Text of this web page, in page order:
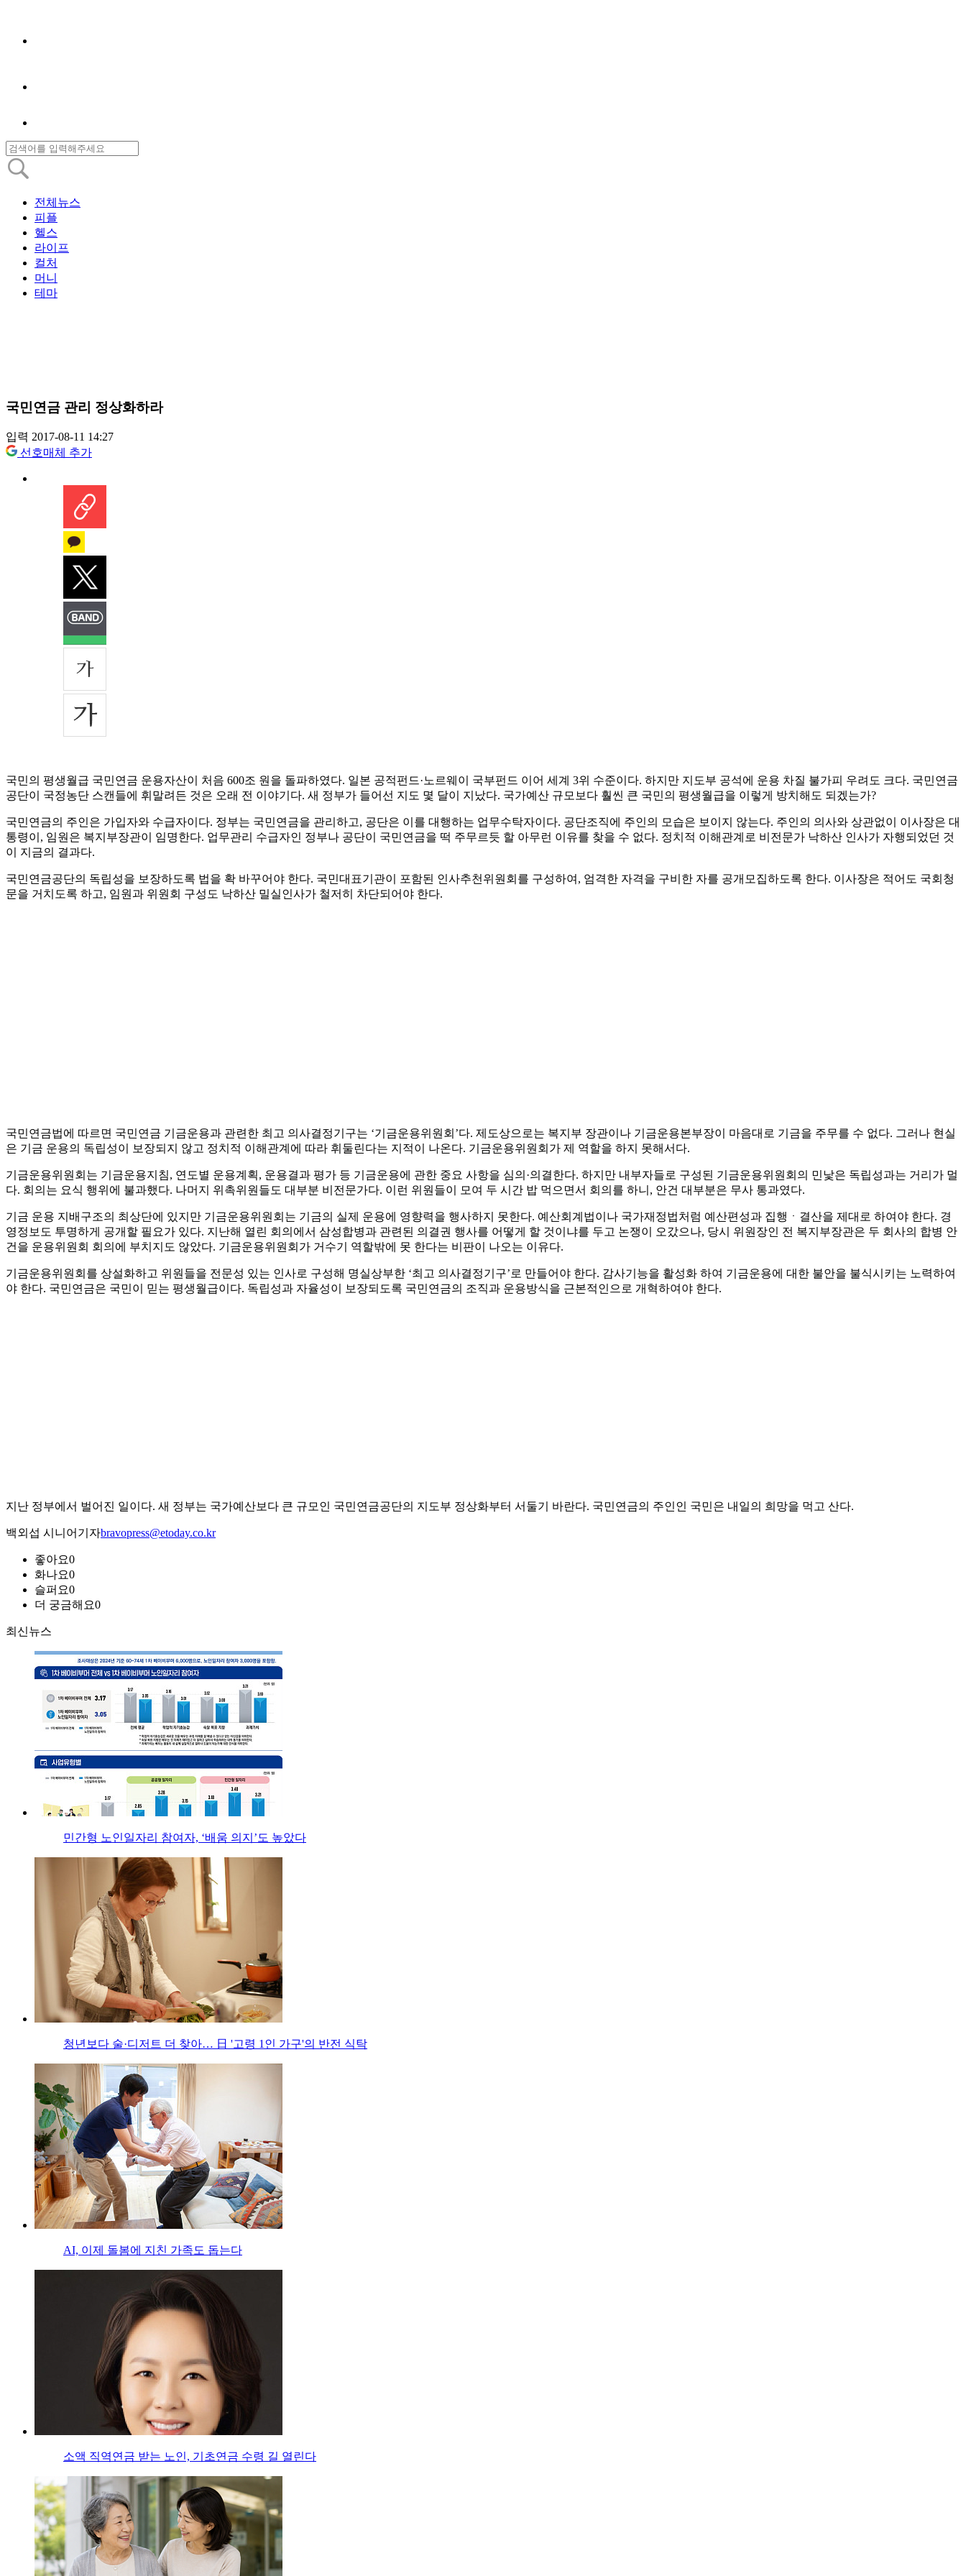
전체뉴스
피플
헬스
라이프
컬처
머니
테마
국민연금 관리 정상화하라
입력 2017-08-11 14:27
선호매체 추가
국민의 평생월급 국민연금 운용자산이 처음 600조 원을 돌파하였다. 일본 공적펀드·노르웨이 국부펀드 이어 세계 3위 수준이다. 하지만 지도부 공석에 운용 차질 불가피 우려도 크다. 국민연금
공단이 국정농단 스캔들에 휘말려든 것은 오래 전 이야기다. 새 정부가 들어선 지도 몇 달이 지났다. 국가예산 규모보다 훨씬 큰 국민의 평생월급을 이렇게 방치해도 되겠는가?
국민연금의 주인은 가입자와 수급자이다. 정부는 국민연금을 관리하고, 공단은 이를 대행하는 업무수탁자이다. 공단조직에 주인의 모습은 보이지 않는다. 주인의 의사와 상관없이 이사장은 대
통령이, 임원은 복지부장관이 임명한다. 업무관리 수급자인 정부나 공단이 국민연금을 떡 주무르듯 할 아무런 이유를 찾을 수 없다. 정치적 이해관계로 비전문가 낙하산 인사가 자행되었던 것
이 지금의 결과다.
국민연금공단의 독립성을 보장하도록 법을 확 바꾸어야 한다. 국민대표기관이 포함된 인사추천위원회를 구성하여, 엄격한 자격을 구비한 자를 공개모집하도록 한다. 이사장은 적어도 국회청
문을 거치도록 하고, 임원과 위원회 구성도 낙하산 밀실인사가 철저히 차단되어야 한다.
국민연금법에 따르면 국민연금 기금운용과 관련한 최고 의사결정기구는 ‘기금운용위원회’다. 제도상으로는 복지부 장관이나 기금운용본부장이 마음대로 기금을 주무를 수 없다. 그러나 현실
은 기금 운용의 독립성이 보장되지 않고 정치적 이해관계에 따라 휘둘린다는 지적이 나온다. 기금운용위원회가 제 역할을 하지 못해서다.
기금운용위원회는 기금운용지침, 연도별 운용계획, 운용결과 평가 등 기금운용에 관한 중요 사항을 심의·의결한다. 하지만 내부자들로 구성된 기금운용위원회의 민낯은 독립성과는 거리가 멀
다. 회의는 요식 행위에 불과했다. 나머지 위촉위원들도 대부분 비전문가다. 이런 위원들이 모여 두 시간 밥 먹으면서 회의를 하니, 안건 대부분은 무사 통과였다.
기금 운용 지배구조의 최상단에 있지만 기금운용위원회는 기금의 실제 운용에 영향력을 행사하지 못한다. 예산회계법이나 국가재정법처럼 예산편성과 집행ㆍ결산을 제대로 하여야 한다. 경
영정보도 투명하게 공개할 필요가 있다. 지난해 열린 회의에서 삼성합병과 관련된 의결권 행사를 어떻게 할 것이냐를 두고 논쟁이 오갔으나, 당시 위원장인 전 복지부장관은 두 회사의 합병 안
건을 운용위원회 회의에 부치지도 않았다. 기금운용위원회가 거수기 역할밖에 못 한다는 비판이 나오는 이유다.
기금운용위원회를 상설화하고 위원들을 전문성 있는 인사로 구성해 명실상부한 ‘최고 의사결정기구’로 만들어야 한다. 감사기능을 활성화 하여 기금운용에 대한 불안을 불식시키는 노력하여
야 한다. 국민연금은 국민이 믿는 평생월급이다. 독립성과 자율성이 보장되도록 국민연금의 조직과 운용방식을 근본적인으로 개혁하여야 한다.
지난 정부에서 벌어진 일이다. 새 정부는 국가예산보다 큰 규모인 국민연금공단의 지도부 정상화부터 서둘기 바란다. 국민연금의 주인인 국민은 내일의 희망을 먹고 산다.
백외섭 시니어기자bravopress@etoday.co.kr
좋아요0
화나요0
슬퍼요0
더 궁금해요0
최신뉴스
민간형 노인일자리 참여자, ‘배움 의지’도 높았다
청년보다 술·디저트 더 찾아… 日 '고령 1인 가구'의 반전 식탁
AI, 이제 돌봄에 지친 가족도 돕는다
소액 직역연금 받는 노인, 기초연금 수령 길 열린다